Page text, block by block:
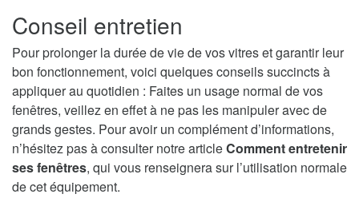
Conseil entretien
Pour prolonger la durée de vie de vos vitres et garantir leur
bon fonctionnement, voici quelques conseils succincts à
appliquer au quotidien : Faites un usage normal de vos
fenêtres, veillez en effet à ne pas les manipuler avec de
grands gestes. Pour avoir un complément d’informations,
n’hésitez pas à consulter notre articleComment entretenir
ses fenêtres, qui vous renseignera sur l’utilisation normale
de cet équipement.